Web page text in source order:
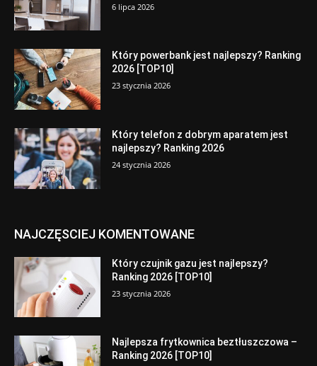
6 lipca 2026
Który powerbank jest najlepszy? Ranking
2026 [TOP10]
23 stycznia 2026
Który telefon z dobrym aparatem jest
najlepszy? Ranking 2026
24 stycznia 2026
NAJCZĘSCIEJ KOMENTOWANE
Który czujnik gazu jest najlepszy?
Ranking 2026 [TOP10]
23 stycznia 2026
Najlepsza frytkownica beztłuszczowa –
Ranking 2026 [TOP10]